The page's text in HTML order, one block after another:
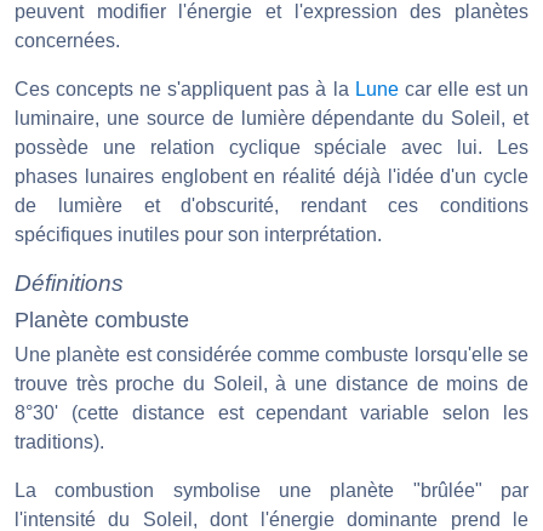
peuvent modifier l'énergie et l'expression des planètes
concernées.
Ces concepts ne s'appliquent pas à la Lunecar elle est un
luminaire, une source de lumière dépendante du Soleil, et
possède une relation cyclique spéciale avec lui. Les
phases lunaires englobent en réalité déjà l'idée d'un cycle
de lumière et d'obscurité, rendant ces conditions
spécifiques inutiles pour son interprétation.
Définitions
Planète combuste
Une planète est considérée comme combuste lorsqu'elle se
trouve très proche du Soleil, à une distance de moins de
8°30' (cette distance est cependant variable selon les
traditions).
La combustion symbolise une planète "brûlée" par
l'intensité du Soleil, dont l'énergie dominante prend le